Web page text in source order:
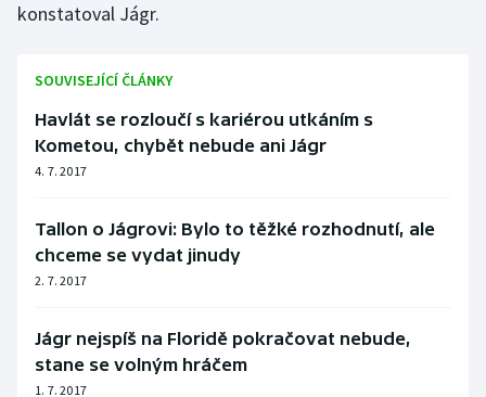
konstatoval Jágr.
SOUVISEJÍCÍ ČLÁNKY
Havlát se rozloučí s kariérou utkáním s
Kometou, chybět nebude ani Jágr
4. 7. 2017
Tallon o Jágrovi: Bylo to těžké rozhodnutí, ale
chceme se vydat jinudy
2. 7. 2017
Jágr nejspíš na Floridě pokračovat nebude,
stane se volným hráčem
1. 7. 2017